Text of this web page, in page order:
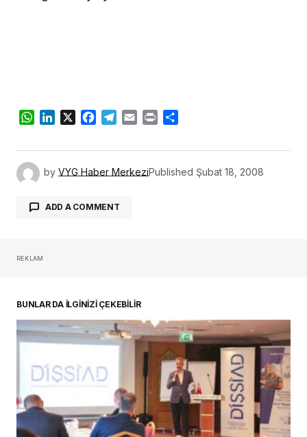
WhatsApp
LinkedIn
X Facebook
Telegram
Email Print
by VYG Haber MerkeziPublished Şubat 18, 2008
ADD A COMMENT
REKLAM
BUNLAR DA İLGİNİZİ ÇEKEBİLİR